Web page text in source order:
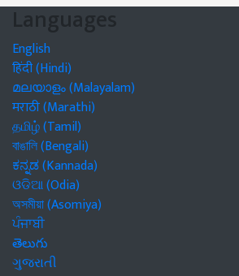
Languages
English
हिंदी (Hindi)
മലയാളം (Malayalam)
मराठी (Marathi)
தமிழ் (Tamil)
বাঙালি (Bengali)
ಕನ್ನಡ (Kannada)
ଓଡିଆ (Odia)
অসমীয়া (Asomiya)
ਪੰਜਾਬੀ
తెలుగు
ગુજરાતી